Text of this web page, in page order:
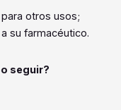
otros usos;
su farmacéutico.
seguir?